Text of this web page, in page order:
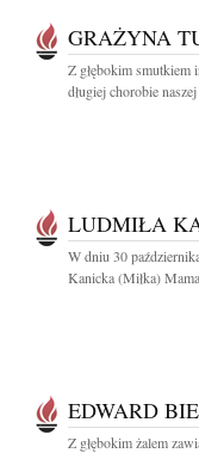
GRAŻYNA
Z głębokim smutkiem
długiej chorobie
LUDMIŁA
W dniu 30
Kanicka (Miłka)
EDWARD
Z głębokim żalem